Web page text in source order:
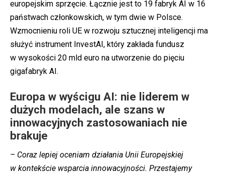
europejskim sprzęcie. Łącznie jest to 19 fabryk AI w 16
państwach członkowskich, w tym dwie w Polsce.
Wzmocnieniu roli UE w rozwoju sztucznej inteligencji ma
służyć instrument InvestAI, który zakłada fundusz
w wysokości 20 mld euro na utworzenie do pięciu
gigafabryk AI.
Europa w wyścigu AI: nie liderem w
dużych modelach, ale szans w
innowacyjnych zastosowaniach nie
brakuje
– Coraz lepiej oceniam działania Unii Europejskiej
w kontekście wsparcia innowacyjności. Przestajemy